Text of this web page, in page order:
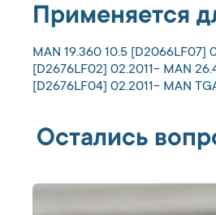
Применяется
MAN 19.360 10.5 [D2066LF07]
[D2676LF02] 02.2011- MAN
[D2676LF04] 02.2011- MAN
Остались